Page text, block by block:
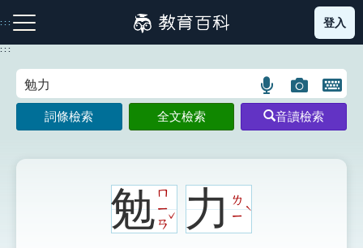
到
主
:::
注音索引圖示 筆畫索引圖示 部首索引表圖示
登入
:::
語
言
搜
圖
片
搜
開
鍵
圖
詞條檢索 全文檢索 音讀檢索
勉ㄇ
ㄧ
ㄢ
ˇ力ㄌ
ㄧ
ˋ